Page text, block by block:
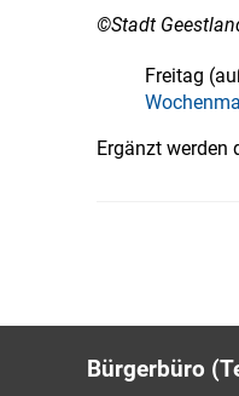
©Stadt
Freitag
Ergänzt werden
Bürgerbüro